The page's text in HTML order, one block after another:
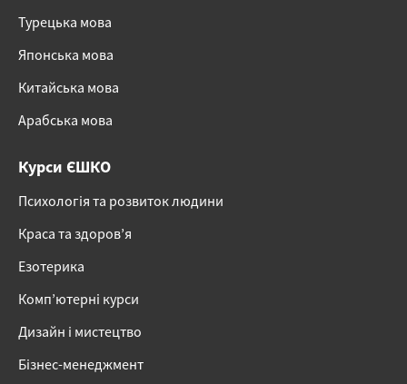
Турецька мова
Японська мова
Китайська мова
Арабська мова
Курси ЄШКО
Психологія та розвиток людини
Краса та здоров’я
Езотерика
Комп’ютерні курси
Дизайн і мистецтво
Бізнес-менеджмент